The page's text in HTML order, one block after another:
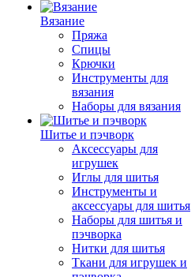
Вязание
Пряжа
Спицы
Крючки
Инструменты для
вязания
Наборы для вязания
Шитье и пэчворк
Аксессуары для
игрушек
Иглы для шитья
Инструменты и
аксессуары для шитья
Наборы для шитья и
пэчворка
Нитки для шитья
Ткани для игрушек и